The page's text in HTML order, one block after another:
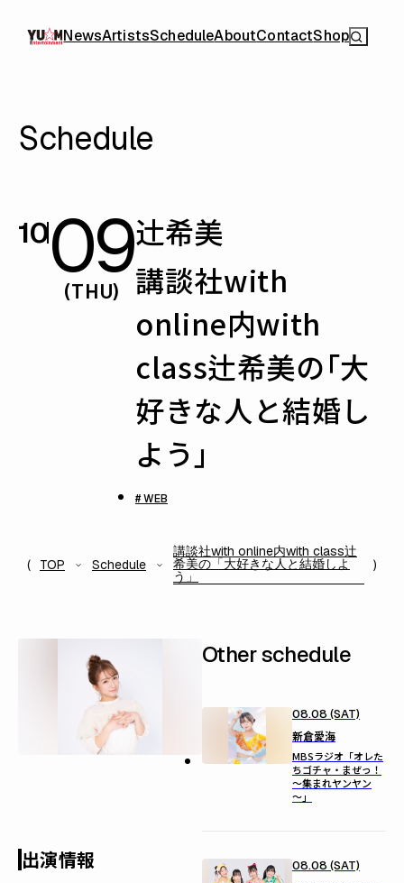
NewsArtistsScheduleAboutContactShop
Schedule
1009
(THU)
辻󠄀希美
講談社with
online内with
class辻希美の「大
好きな人と結婚し
よう」
# WEB
TOP Schedule
講談社with online内with class辻
希美の「大好きな人と結婚しよ
う」
出演情報
Other schedule
08.08 (SAT)
新倉愛海
MBSラジオ「オレた
ちゴチャ・まぜっ！
～集まれヤンヤン
～」
08.08 (SAT)